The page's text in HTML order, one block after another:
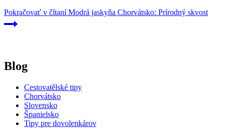
Pokračovať v čítaníModrá jaskyňa Chorvátsko: Prírodný skvost
Blog
Cestovatělské tipy
Chorvátsko
Slovensko
Španielsko
Tipy pre dovolenkárov